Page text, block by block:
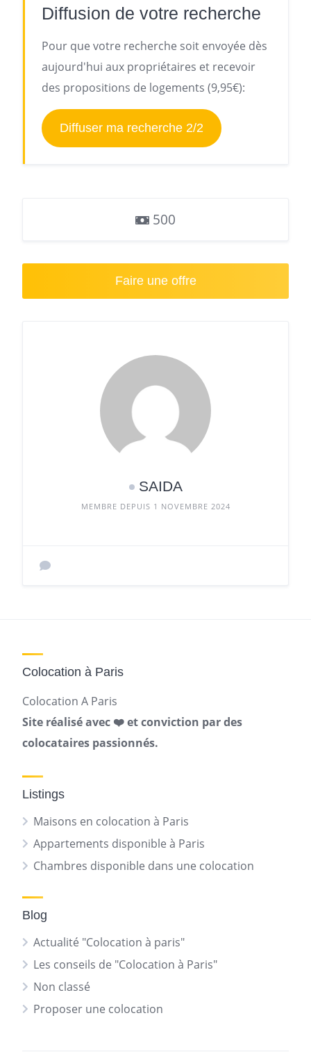
Diffusion de votre recherche
Pour que votre recherche soit envoyée dès
aujourd'hui aux propriétaires et recevoir
des propositions de logements (9,95€):
Diffuser ma recherche 2/2
500
Faire une offre
SAIDA
MEMBRE DEPUIS 1 NOVEMBRE 2024
Colocation à Paris
Colocation A Paris
Site réalisé avec ❤️ et conviction par des
colocataires passionnés.
Listings
Maisons en colocation à Paris
Appartements disponible à Paris
Chambres disponible dans une colocation
Blog
Actualité "Colocation à paris"
Les conseils de "Colocation à Paris"
Non classé
Proposer une colocation